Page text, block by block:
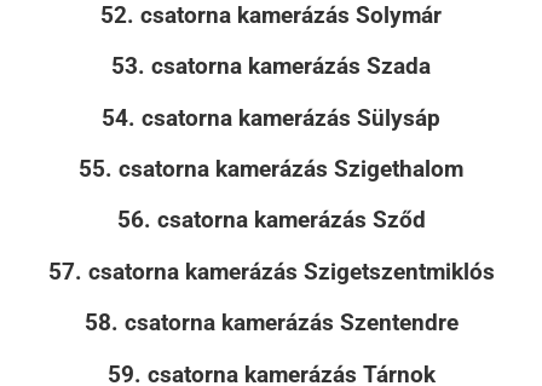
52. csatorna kamerázás Solymár
53. csatorna kamerázás Szada
54. csatorna kamerázás Sülysáp
55. csatorna kamerázás Szigethalom
56. csatorna kamerázás Sződ
57. csatorna kamerázás Szigetszentmiklós
58. csatorna kamerázás Szentendre
59. csatorna kamerázás Tárnok